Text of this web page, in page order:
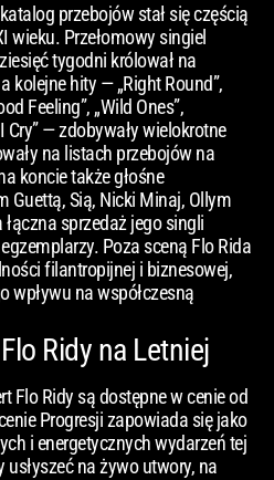
przebojów stał się częścią
wieku. Przełomowy singiel
tygodni królował na
kolejne hity — „Right Round”,
Feeling”, „Wild Ones”,
Cry” — zdobywały wielokrotne
na listach przebojów na
koncie także głośne
Guettą, Sią, Nicki Minaj, Ollym
sprzedaż jego singli
Poza sceną Flo Rida
filantropijnej i biznesowej,
wpływu na współczesną
Ridy na Letniej
Flo Ridy są dostępne w cenie od
Progresji zapowiada się jako
i energetycznych wydarzeń tej
na żywo utwory, na